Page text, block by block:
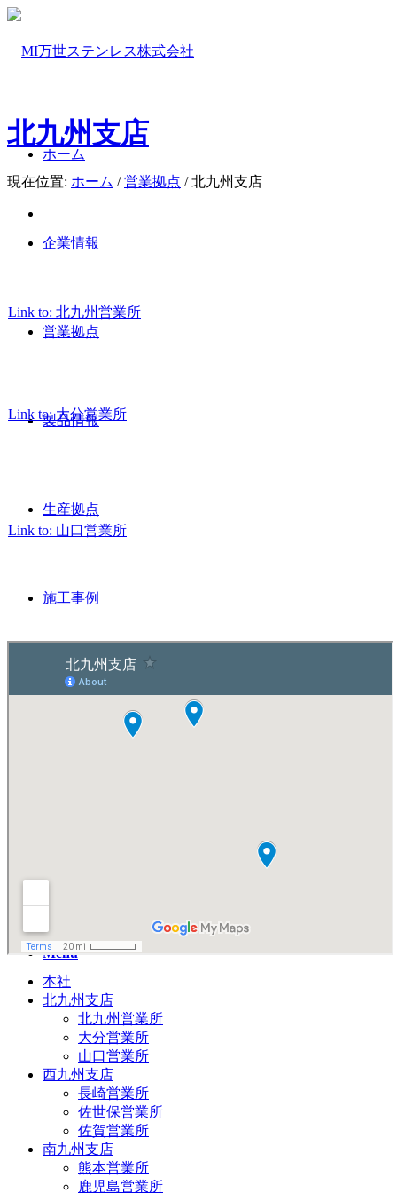
ホーム
企業情報
営業拠点
製品情報
生産拠点
施工事例
採用情報
Menu
北九州支店
現在位置: ホーム / 営業拠点 / 北九州支店
Link to: 北九州営業所
Link to: 大分営業所
Link to: 山口営業所
本社
北九州支店
北九州営業所
大分営業所
山口営業所
西九州支店
長崎営業所
佐世保営業所
佐賀営業所
南九州支店
熊本営業所
鹿児島営業所